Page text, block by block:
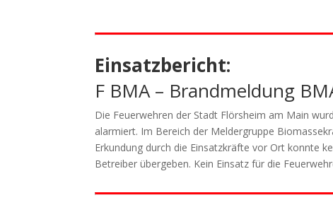
Einsatzbericht:
F BMA – Brandmeldung
Die Feuerwehren der Stadt Flörsheim am Main
alarmiert. Im Bereich der Meldergruppe
Erkundung durch die Einsatzkräfte vor Ort konnte
Betreiber übergeben. Kein Einsatz für die